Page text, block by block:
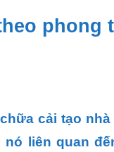
phong
cải tạo
liên quan